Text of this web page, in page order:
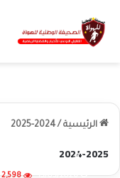
الرئيسية /
2024-2025
2024-2025
كأس العرش المغربي 2025 – خروج
15/05/2026
2,598